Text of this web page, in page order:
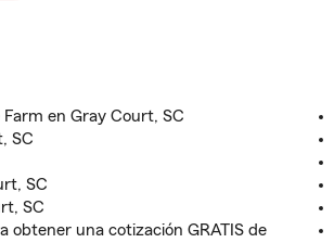
en Gray Court, SC
SC
SC
SC
obtener una cotización GRATIS de